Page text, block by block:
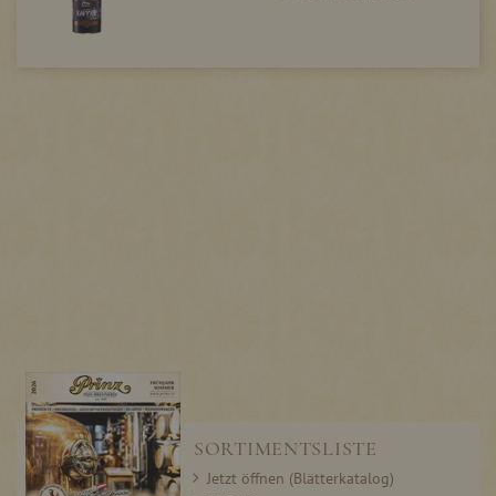
SORTIMENTSLISTE
Jetzt öffnen (Blätterkatalog)